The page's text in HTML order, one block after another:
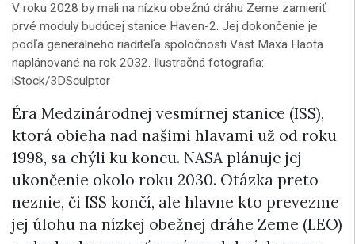
V roku 2028 by mali na nízku obežnú dráhu Zeme zamieriť
prvé moduly budúcej stanice Haven-2. Jej dokončenie je
podľa generálneho riaditeľa spoločnosti Vast Maxa Haota
naplánované na rok 2032. Ilustračná fotografia:
iStock/3DSculptor
Éra Medzinárodnej vesmírnej stanice (ISS),
ktorá obieha nad našimi hlavami už od roku
1998, sa chýli ku koncu. NASA plánuje jej
ukončenie okolo roku 2030. Otázka preto
neznie, či ISS končí, ale hlavne kto prevezme
jej úlohu na nízkej obežnej dráhe Zeme (LEO)